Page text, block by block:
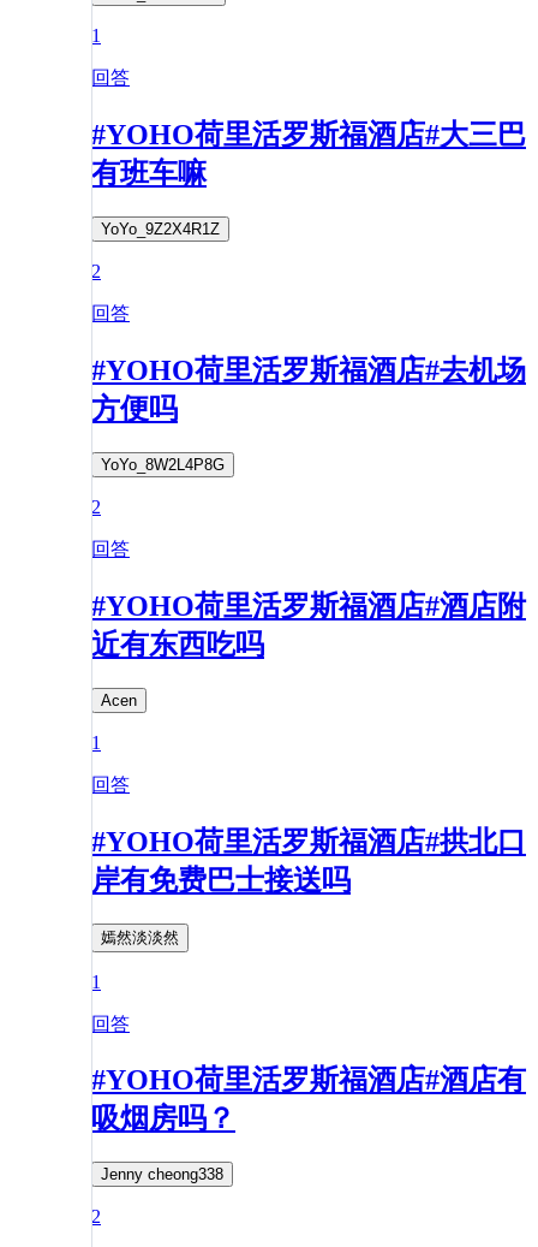
1
回答
#YOHO荷里活罗斯福酒店#大三巴
有班车嘛
YoYo_9Z2X4R1Z
2
回答
#YOHO荷里活罗斯福酒店#去机场
方便吗
YoYo_8W2L4P8G
2
回答
#YOHO荷里活罗斯福酒店#酒店附
近有东西吃吗
Acen
1
回答
#YOHO荷里活罗斯福酒店#拱北口
岸有免费巴士接送吗
嫣然淡淡然
1
回答
#YOHO荷里活罗斯福酒店#酒店有
吸烟房吗？
Jenny cheong338
2